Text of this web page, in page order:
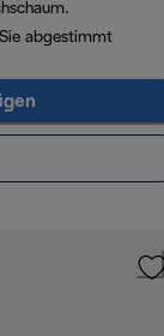
abgestimmt